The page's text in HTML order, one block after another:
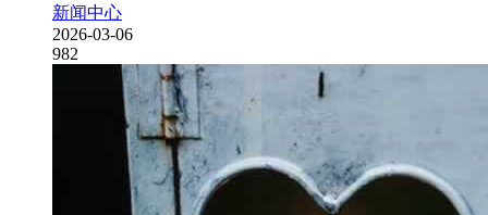
新闻中心
2026-03-06
982